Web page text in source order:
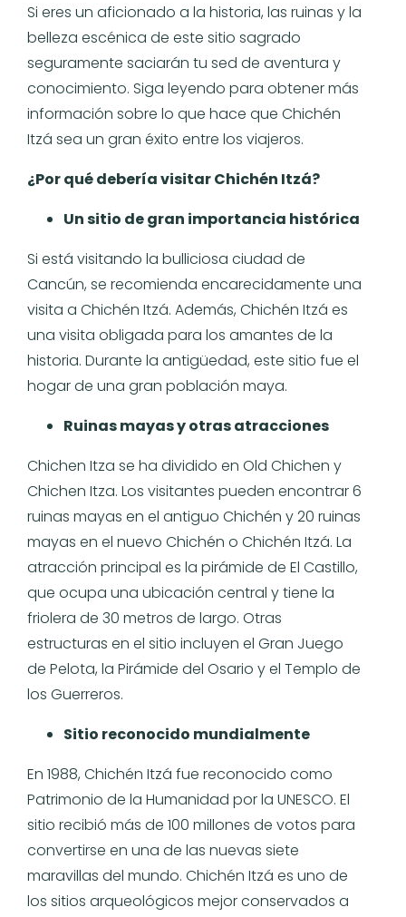
Si eres un aficionado a la historia, las ruinas y la
belleza escénica de este sitio sagrado
seguramente saciarán tu sed de aventura y
conocimiento. Siga leyendo para obtener más
información sobre lo que hace que Chichén
Itzá sea un gran éxito entre los viajeros.
¿Por qué debería visitar Chichén Itzá?
Un sitio de gran importancia histórica
Si está visitando la bulliciosa ciudad de
Cancún, se recomienda encarecidamente una
visita a Chichén Itzá. Además, Chichén Itzá es
una visita obligada para los amantes de la
historia. Durante la antigüedad, este sitio fue el
hogar de una gran población maya.
Ruinas mayas y otras atracciones
Chichen Itza se ha dividido en Old Chichen y
Chichen Itza. Los visitantes pueden encontrar 6
ruinas mayas en el antiguo Chichén y 20 ruinas
mayas en el nuevo Chichén o Chichén Itzá. La
atracción principal es la pirámide de El Castillo,
que ocupa una ubicación central y tiene la
friolera de 30 metros de largo. Otras
estructuras en el sitio incluyen el Gran Juego
de Pelota, la Pirámide del Osario y el Templo de
los Guerreros.
Sitio reconocido mundialmente
En 1988, Chichén Itzá fue reconocido como
Patrimonio de la Humanidad por la UNESCO. El
sitio recibió más de 100 millones de votos para
convertirse en una de las nuevas siete
maravillas del mundo. Chichén Itzá es uno de
los sitios arqueológicos mejor conservados a